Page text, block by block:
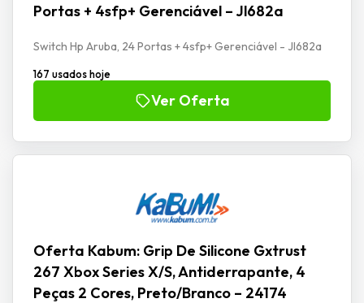
Portas + 4sfp+ Gerenciável – Jl682a
Switch Hp Aruba, 24 Portas + 4sfp+ Gerenciável - Jl682a
167 usados hoje
Ver Oferta
Oferta Kabum: Grip De Silicone Gxtrust
267 Xbox Series X/S, Antiderrapante, 4
Peças 2 Cores, Preto/Branco – 24174